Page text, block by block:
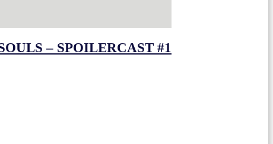
– SPOILERCAST #1